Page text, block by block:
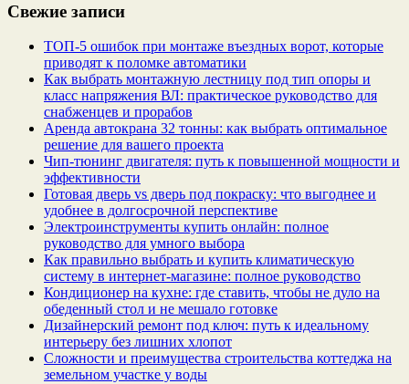
Свежие записи
ТОП-5 ошибок при монтаже въездных ворот, которые
приводят к поломке автоматики
Как выбрать монтажную лестницу под тип опоры и
класс напряжения ВЛ: практическое руководство для
снабженцев и прорабов
Аренда автокрана 32 тонны: как выбрать оптимальное
решение для вашего проекта
Чип‑тюнинг двигателя: путь к повышенной мощности и
эффективности
Готовая дверь vs дверь под покраску: что выгоднее и
удобнее в долгосрочной перспективе
Электроинструменты купить онлайн: полное
руководство для умного выбора
Как правильно выбрать и купить климатическую
систему в интернет‑магазине: полное руководство
Кондиционер на кухне: где ставить, чтобы не дуло на
обеденный стол и не мешало готовке
Дизайнерский ремонт под ключ: путь к идеальному
интерьеру без лишних хлопот
Сложности и преимущества строительства коттеджа на
земельном участке у воды